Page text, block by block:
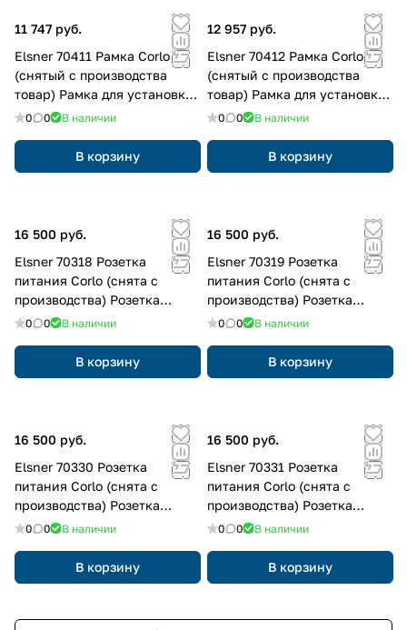
11 747 руб.
Elsner 70411 Рамка Corlo
(снятый с производства
товар) Рамка для установки
на розетку
0 0 В наличии
В корзину
12 957 руб.
Elsner 70412 Рамка Corlo
(снятый с производства
товар) Рамка для установки
на розетку
0 0 В наличии
В корзину
16 500 руб.
Elsner 70318 Розетка
питания Corlo (снята с
производства) Розетка
питания CEE 7/4
0 0 В наличии
В корзину
16 500 руб.
Elsner 70319 Розетка
питания Corlo (снята с
производства) Розетка
питания CEE 7/4
0 0 В наличии
В корзину
16 500 руб.
Elsner 70330 Розетка
питания Corlo (снята с
производства) Розетка
питания CEE 7/4
0 0 В наличии
В корзину
16 500 руб.
Elsner 70331 Розетка
питания Corlo (снята с
производства) Розетка
питания CEE 7/4
0 0 В наличии
В корзину